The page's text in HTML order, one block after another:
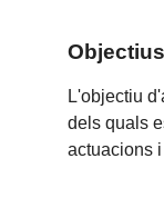
Objectius
L'objectiu
dels quals
actuacions